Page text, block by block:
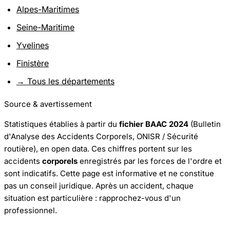
Alpes-Maritimes
Seine-Maritime
Yvelines
Finistère
→ Tous les départements
Source & avertissement
Statistiques établies à partir du fichier BAAC 2024 (Bulletin
d'Analyse des Accidents Corporels, ONISR / Sécurité
routière), en open data. Ces chiffres portent sur les
accidents corporels enregistrés par les forces de l'ordre et
sont indicatifs. Cette page est informative et ne constitue
pas un conseil juridique. Après un accident, chaque
situation est particulière : rapprochez-vous d'un
professionnel.